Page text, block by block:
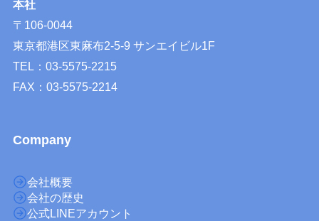
本社
〒106-0044
東京都港区東麻布2-5-9 サンエイビル1F
TEL：03-5575-2215
FAX：03-5575-2214
Company
会社概要
会社の歴史
公式LINEアカウント